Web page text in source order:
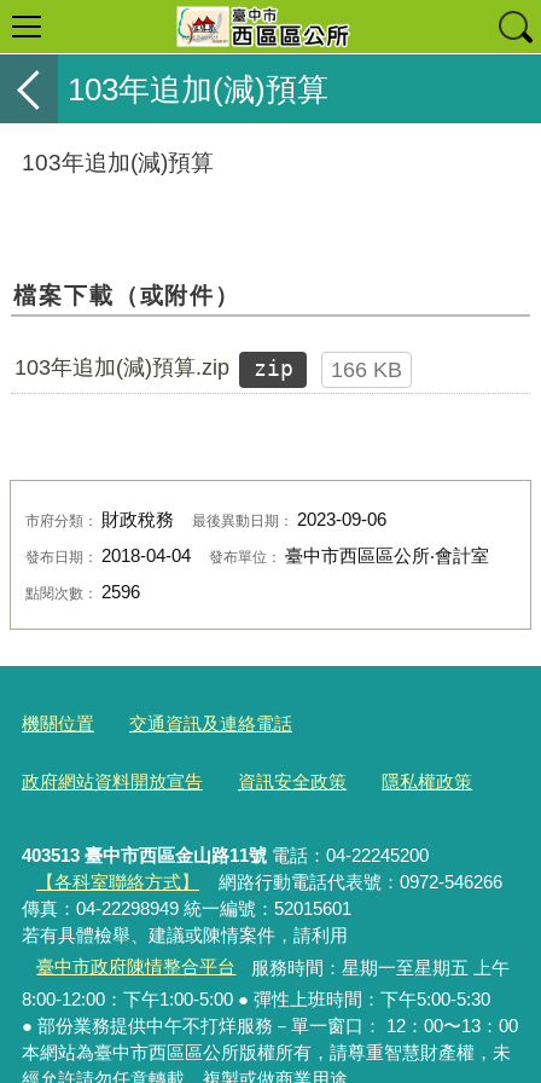
103年追加(減)預算
103年追加(減)預算
檔案下載（或附件）
103年追加(減)預算.zip zip 166 KB
市府分類： 財政稅務 最後異動日期： 2023-09-06
發布日期： 2018-04-04 發布單位： 臺中市西區區公所‧會計室
點閱次數： 2596
機關位置 交通資訊及連絡電話
政府網站資料開放宣告 資訊安全政策 隱私權政策
403513 臺中市西區金山路11號電話：04-22245200
【各科室聯絡方式】
網路行動電話代表號：0972-546266
傳真：04-22298949 統一編號：52015601
若有具體檢舉、建議或陳情案件，請利用
臺中市政府陳情整合平台
服務時間：星期一至星期五 上午
8:00-12:00：下午1:00-5:00 ● 彈性上班時間：下午5:00-5:30
● 部份業務提供中午不打烊服務－單一窗口： 12：00〜13：00
本網站為臺中市西區區公所版權所有，請尊重智慧財產權，未
經允許請勿任意轉載、複製或做商業用途